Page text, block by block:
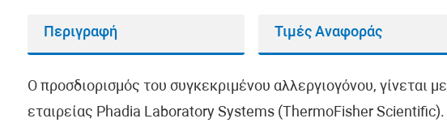
Περιγραφή Τιμές Αναφοράς
Ο προσδιορισμός του συγκεκριμένου αλλεργιογόνου, γίνεται
εταιρείας Phadia Laboratory Systems (ThermoFisher Scientific).